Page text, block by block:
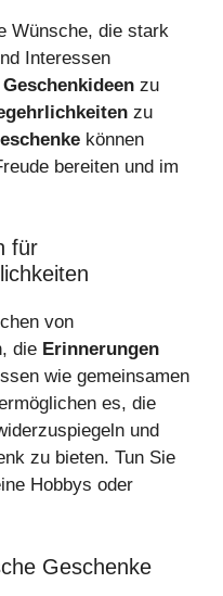
Wünsche, die stark
Interessen
Geschenkideen zu
zu
können
bereiten und im
für
von
die Erinnerungen
wie gemeinsamen
es, die
und
zu bieten. Tun Sie
Hobbys oder
Geschenke